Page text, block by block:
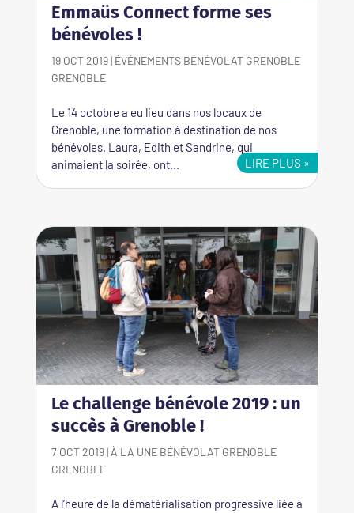
Emmaüs Connect forme ses
bénévoles !
19 OCT 2019| ÉVÉNEMENTS BÉNÉVOLAT GRENOBLE
GRENOBLE
Le 14 octobre a eu lieu dans nos locaux de
Grenoble, une formation à destination de nos
bénévoles. Laura, Edith et Sandrine, qui
animaient la soirée, ont...
LIRE PLUS
Le challenge bénévole 2019 : un
succès à Grenoble !
7 OCT 2019| À LA UNE BÉNÉVOLAT GRENOBLE
GRENOBLE
A l’heure de la dématérialisation progressive liée à